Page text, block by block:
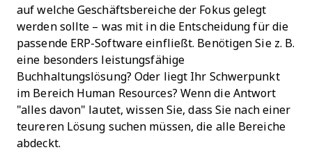
auf welche Geschäftsbereiche der Fokus gelegt
werden sollte – was mit in die Entscheidung für die
passende ERP-Software einfließt. Benötigen Sie z. B.
eine besonders leistungsfähige
Buchhaltungslösung? Oder liegt Ihr Schwerpunkt
im Bereich Human Resources? Wenn die Antwort
"alles davon" lautet, wissen Sie, dass Sie nach einer
teureren Lösung suchen müssen, die alle Bereiche
abdeckt.